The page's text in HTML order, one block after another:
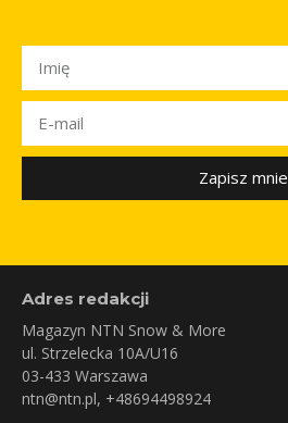
Zapisz mnie
Adres redakcji
Magazyn NTN Snow & More
ul. Strzelecka 10A/U16
03-433 Warszawa
ntn@ntn.pl, +48694498924